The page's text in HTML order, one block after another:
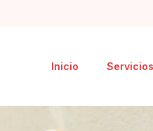
Inicio Servicios